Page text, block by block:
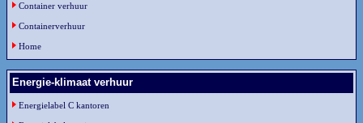
Container verhuur
Containerverhuur
Home
Energie-klimaat verhuur
Energielabel C kantoren